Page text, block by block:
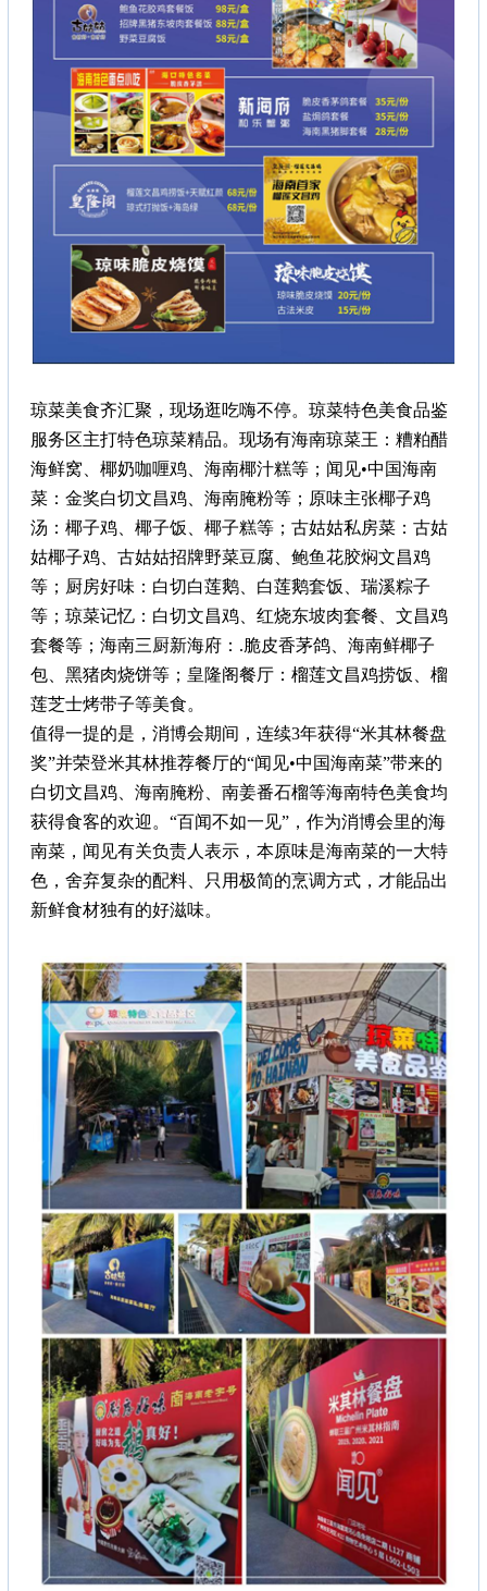
琼菜美食齐汇聚，现场逛吃嗨不停。琼菜特色美食品鉴
服务区主打特色琼菜精品。现场有海南琼菜王：糟粕醋
海鲜窝、椰奶咖喱鸡、海南椰汁糕等；闻见•中国海南
菜：金奖白切文昌鸡、海南腌粉等；原味主张椰子鸡
汤：椰子鸡、椰子饭、椰子糕等；古姑姑私房菜：古姑
姑椰子鸡、古姑姑招牌野菜豆腐、鲍鱼花胶焖文昌鸡
等；厨房好味：白切白莲鹅、白莲鹅套饭、瑞溪粽子
等；琼菜记忆：白切文昌鸡、红烧东坡肉套餐、文昌鸡
套餐等；海南三厨新海府：.脆皮香茅鸽、海南鲜椰子
包、黑猪肉烧饼等；皇隆阁餐厅：榴莲文昌鸡捞饭、榴
莲芝士烤带子等美食。
值得一提的是，消博会期间，连续3年获得“米其林餐盘
奖”并荣登米其林推荐餐厅的“闻见•中国海南菜”带来的
白切文昌鸡、海南腌粉、南姜番石榴等海南特色美食均
获得食客的欢迎。“百闻不如一见”，作为消博会里的海
南菜，闻见有关负责人表示，本原味是海南菜的一大特
色，舍弃复杂的配料、只用极简的烹调方式，才能品出
新鲜食材独有的好滋味。